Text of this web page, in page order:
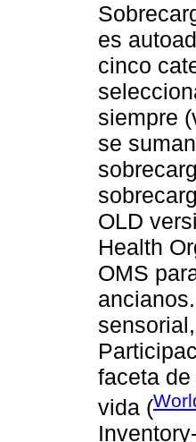
es
cinco
siempre
se
OLD
Health
OMS
faceta
vida (